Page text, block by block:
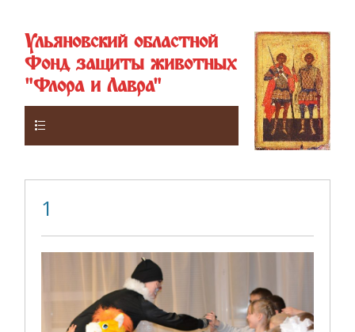
Ульяновский областной
Фонд защиты животных
"Флора и Лавра"
1